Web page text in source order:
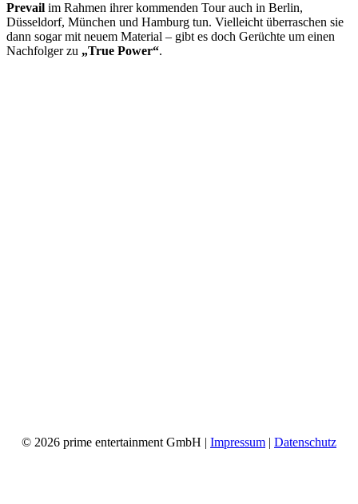
Prevail im Rahmen ihrer kommenden Tour auch in Berlin,
Düsseldorf, München und Hamburg tun. Vielleicht überraschen sie
dann sogar mit neuem Material – gibt es doch Gerüchte um einen
Nachfolger zu „True Power“.
© 2026 prime entertainment GmbH | Impressum | Datenschutz